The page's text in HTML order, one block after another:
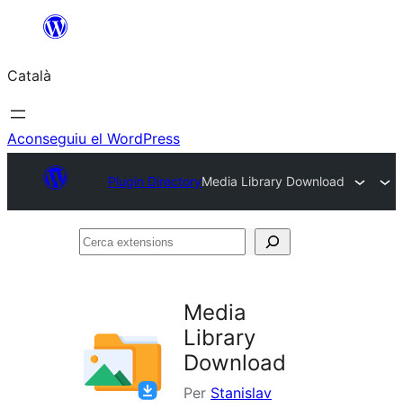
contingut
Català
Aconseguiu el WordPress
Plugin DirectoryMedia Library Download
Cerca
Media
Library
Download
Per Stanislav